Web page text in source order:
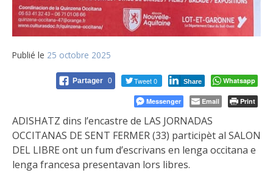
Publié le 25 octobre 2025
Partager 0 Tweet 0 Share Whatsapp
Messenger Email Print
ADISHATZ dins l’encastre de LAS JORNADAS
OCCITANAS DE SENT FERMER (33) participèt al SALON
DEL LIBRE ont un fum d’escrivans en lenga occitana e
lenga francesa presentavan lors libres.